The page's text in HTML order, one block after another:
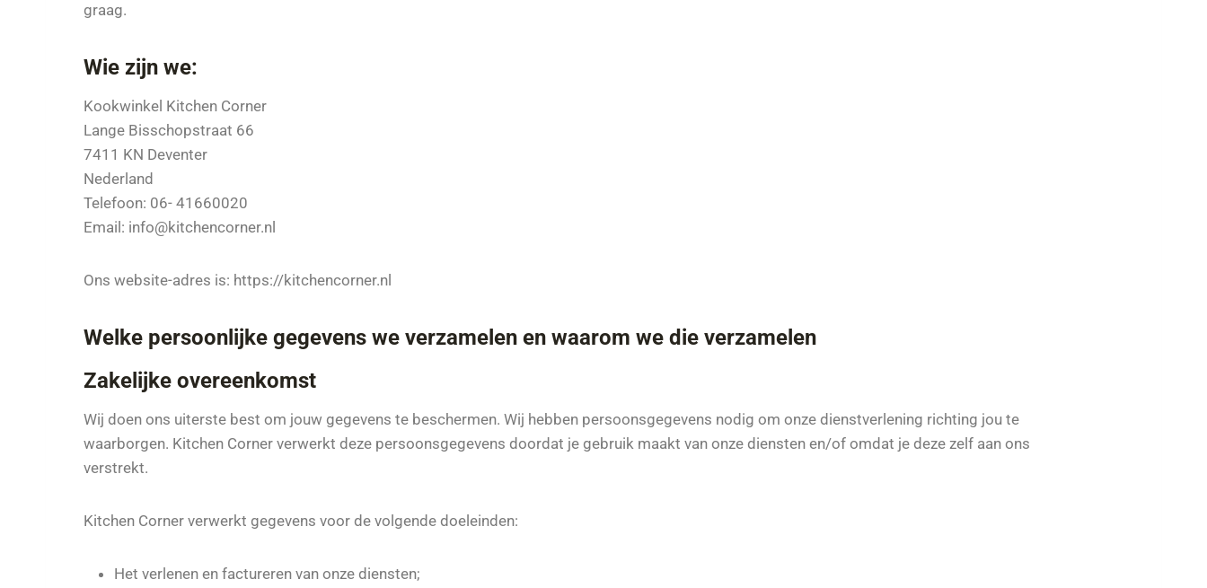
graag.
Wie zijn we:
Kookwinkel Kitchen Corner
Lange Bisschopstraat 66
7411 KN Deventer
Nederland
Telefoon: 06- 41660020
Email: info@kitchencorner.nl
Ons website-adres is: https://kitchencorner.nl
Welke persoonlijke gegevens we verzamelen en waarom we die verzamelen
Zakelijke overeenkomst
Wij doen ons uiterste best om jouw gegevens te beschermen. Wij hebben persoonsgegevens nodig om onze dienstverlening richting jou te
waarborgen. Kitchen Corner verwerkt deze persoonsgegevens doordat je gebruik maakt van onze diensten en/of omdat je deze zelf aan ons
verstrekt.
Kitchen Corner verwerkt gegevens voor de volgende doeleinden:
Het verlenen en factureren van onze diensten;